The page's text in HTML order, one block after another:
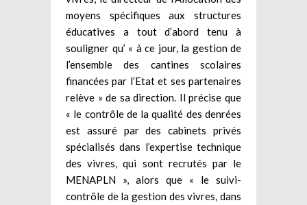
moyens spécifiques aux structures
éducatives a tout d’abord tenu à
souligner qu’ « à ce jour, la gestion de
l’ensemble des cantines scolaires
financées par l’Etat et ses partenaires
relève » de sa direction. Il précise que
« le contrôle de la qualité des denrées
est assuré par des cabinets privés
spécialisés dans l’expertise technique
des vivres, qui sont recrutés par le
MENAPLN », alors que « le suivi-
contrôle de la gestion des vivres, dans